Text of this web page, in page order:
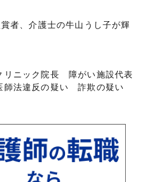
者、介護士の牛山うし子が輝
ニック院長 障がい施設代表
師法違反の疑い 詐欺の疑い